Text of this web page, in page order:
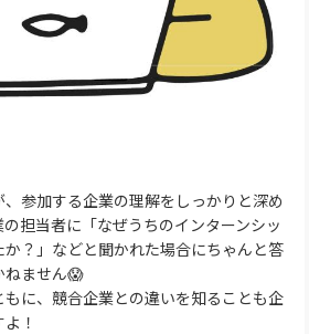
参加する企業の理解をしっかりと深め
担当者に「なぜうちのインターンシッ
？」などと聞かれた場合にちゃんと答
ねません😱
に、競合企業との違いを知ることも企
！